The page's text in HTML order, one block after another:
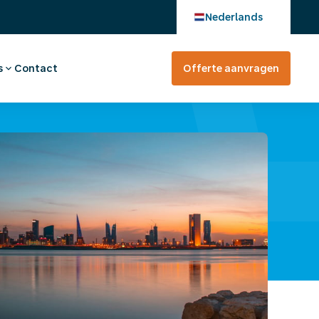
Nederlands
Contact Offerte aanvragen